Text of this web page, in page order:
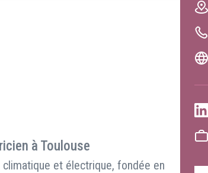
à Toulouse
et électrique, fondée en